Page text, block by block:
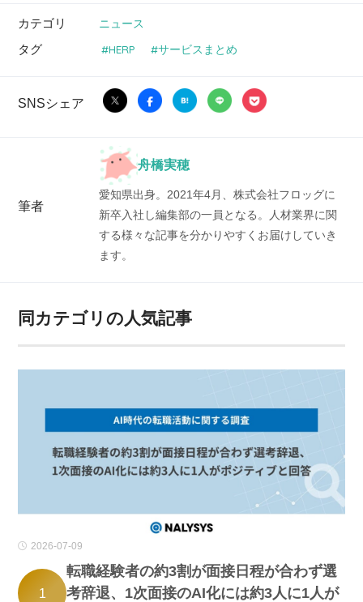
カテゴリ ニュース
タグ HERP サービスまとめ
SNSシェア
筆者
舟橋実穂
愛知県出身。2021年4月、株式会社フロッグに
新卒入社し編集部の一員となる。人材業界に関
する様々な記事を分かりやすくお届けしていき
ます。
同カテゴリの人気記事
2026-07-09
1
転職経験者の約3割が面接日程が合わず選
考辞退、1次面接のAI化には約3人に1人が